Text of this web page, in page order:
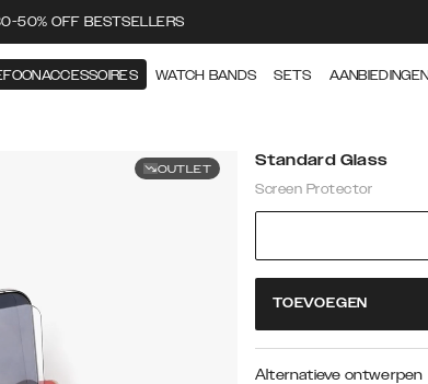
50% OFF BESTSELLERS
WATCH BANDS SETS AANBIEDINGEN
OUTLET Standard Glass
Screen Protector
TOEVOEGEN
Alternatieve ontwerpen